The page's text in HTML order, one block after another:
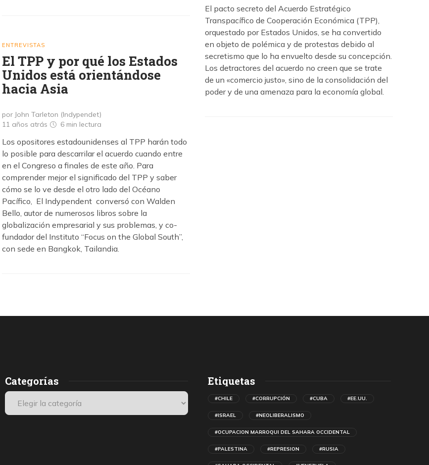
El pacto secreto del Acuerdo Estratégico
Transpacífico de Cooperación Económica (TPP),
orquestado por Estados Unidos, se ha convertido
en objeto de polémica y de protestas debido al
secretismo que lo ha envuelto desde su concepción.
Los detractores del acuerdo no creen que se trate
de un «comercio justo», sino de la consolidación del
poder y de una amenaza para la economía global.
ENTREVISTAS
El TPP y por qué los Estados
Unidos está orientándose
hacia Asia
por John Tarleton (Indypendet)
11 años atrás
6 min lectura
Los opositores estadounidenses al TPP harán todo
lo posible para descarrilar el acuerdo cuando entre
en el Congreso a finales de este año. Para
comprender mejor el significado del TPP y saber
cómo se lo ve desde el otro lado del Océano
Pacífico, El Indypendent conversó con Walden
Bello, autor de numerosos libros sobre la
globalización empresarial y sus problemas, y co-
fundador del Instituto “Focus on the Global South”,
con sede en Bangkok, Tailandia.
Categorías Etiquetas
#CHILE #CORRUPCIÓN #CUBA #EE.UU.
#ISRAEL #NEOLIBERALISMO
#OCUPACION MARROQUI DEL SAHARA OCCIDENTAL
#PALESTINA #REPRESION #RUSIA